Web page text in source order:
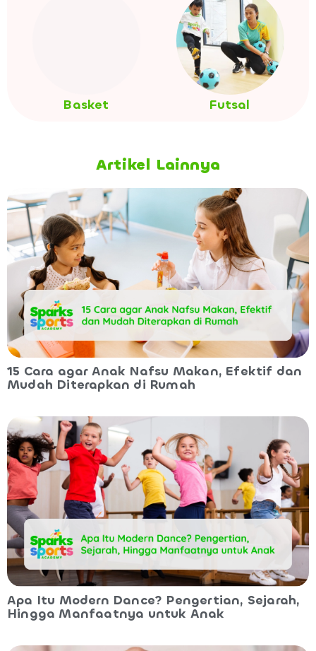
Basket Futsal
Artikel Lainnya
15 Cara agar Anak Nafsu Makan, Efektif dan
Mudah Diterapkan di Rumah
Apa Itu Modern Dance? Pengertian, Sejarah,
Hingga Manfaatnya untuk Anak